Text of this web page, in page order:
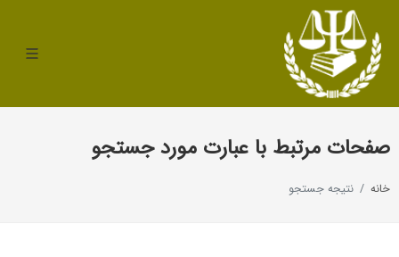
صفحات مرتبط با عبارت مورد جستجو
خانه نتیجه جستجو